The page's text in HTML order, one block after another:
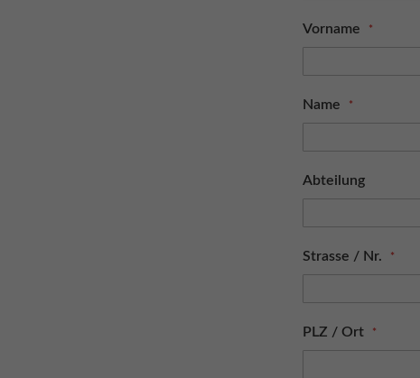
Vorname
Name
Abteilung
Strasse / Nr.
PLZ / Ort